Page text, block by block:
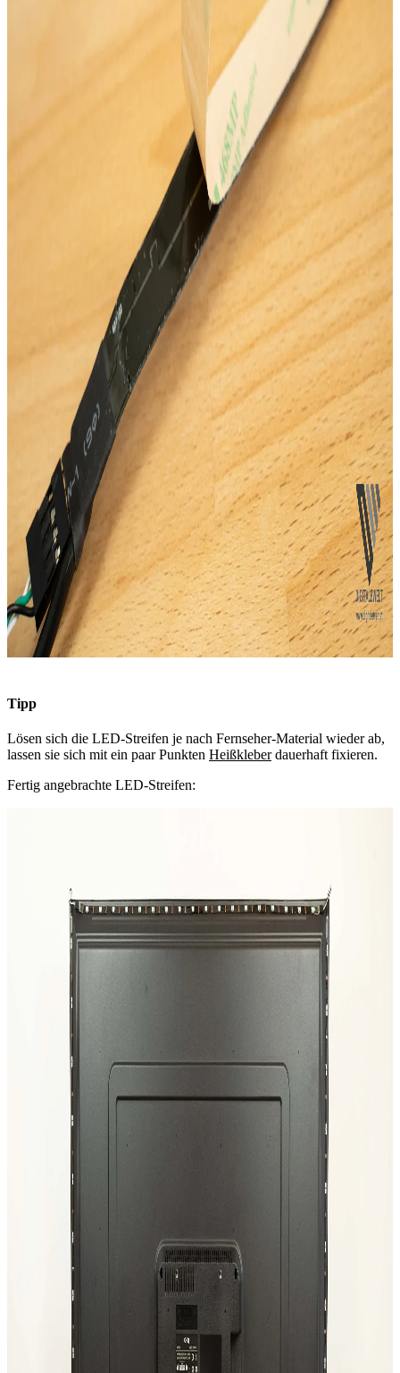
Tipp
Lösen sich die LED-Streifen je nach Fernseher-Material wieder ab,
lassen sie sich mit ein paar Punkten Heißkleberdauerhaft fixieren.
Fertig angebrachte LED-Streifen: